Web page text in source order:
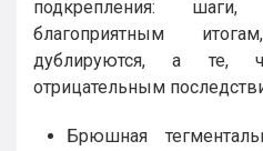
подкрепления:
благоприятным
дублируются, а те,
отрицательным
Брюшная